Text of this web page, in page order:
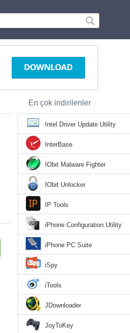
En çok indirilenler
Intel Driver Update Utility
InterBase
IObit Malware Fighter
IObit Unlocker
IP Tools
iPhone Configuration Utility
iPhone PC Suite
iSpy
iTools
JDownloader
JoyToKey